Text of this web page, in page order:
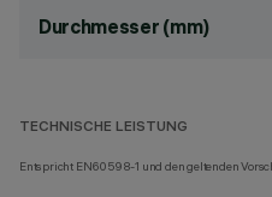
Durchmesser (mm)
TECHNISCHE LEISTUNG
Entspricht EN60598-1 und den geltenden